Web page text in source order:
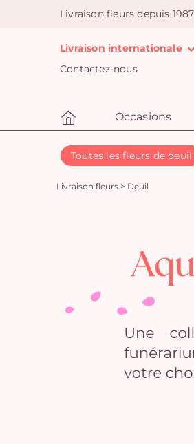
Livraison fleurs depuis 1987
Livraison internationale
Contactez-nous
Occasions
Toutes les fleurs de deuil
Livraison fleurs > Deuil